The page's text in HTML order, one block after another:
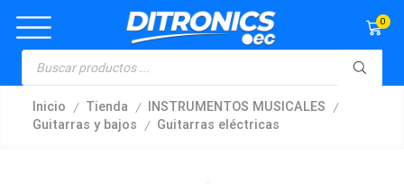
0
Inicio / Tienda / INSTRUMENTOS MUSICALES /
Guitarras y bajos / Guitarras eléctricas